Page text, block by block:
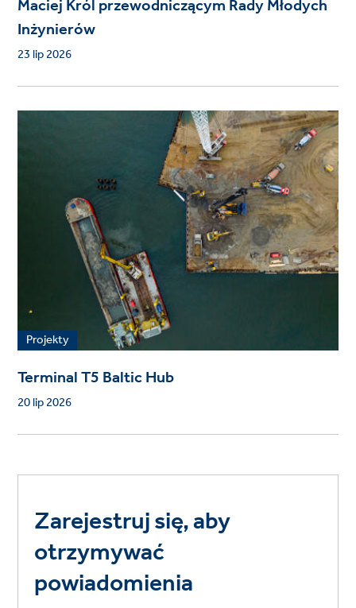
Maciej Król przewodniczącym Rady Młodych
Inżynierów
23 lip 2026
Projekty
Terminal T5 Baltic Hub
20 lip 2026
Zarejestruj się, aby
otrzymywać
powiadomienia